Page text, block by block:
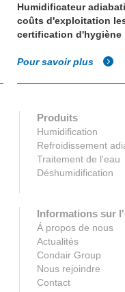
Humidificateur
coûts d'exploitation
certification d'hygiène
Pour savoir plus
Produits
Humidification
Refroidissement
Traitement de l'eau
Déshumidification
Informations sur
Á propos de nous
Actualités
Condair Group
Nous rejoindre
Contact